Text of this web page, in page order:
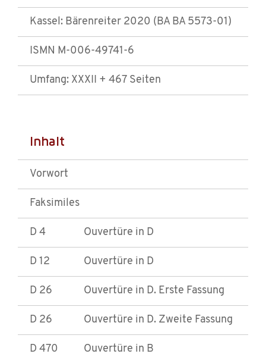
Kassel: Bärenreiter 2020 (BA BA 5573-01)
ISMN M-006-49741-6
Umfang: XXXII + 467 Seiten
Inhalt
Vorwort
Faksimiles
D 4 Ouvertüre in D
D 12 Ouvertüre in D
D 26 Ouvertüre in D. Erste Fassung
D 26 Ouvertüre in D. Zweite Fassung
D 470 Ouvertüre in B